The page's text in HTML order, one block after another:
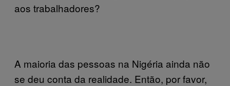
aos trabalhadores?
A maioria das pessoas na Nigéria ainda não
se deu conta da realidade. Então, por favor,